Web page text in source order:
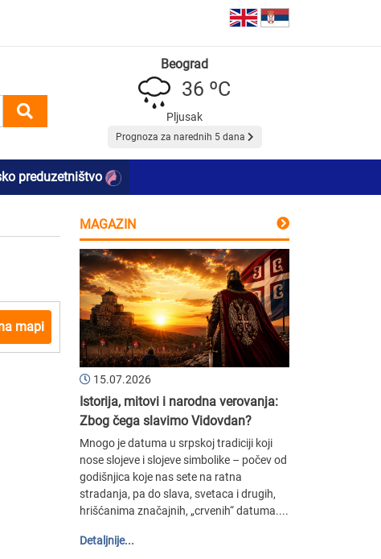
Beograd
36 ºC
Pljusak
Prognoza za narednih 5 dana
preduzetništvo
mapi
MAGAZIN
15.07.2026
Istorija, mitovi i narodna verovanja:
Zbog čega slavimo Vidovdan?
Mnogo je datuma u srpskoj tradiciji koji
nose slojeve i slojeve simbolike – počev od
godišnjica koje nas sete na ratna
stradanja, pa do slava, svetaca i drugih,
hrišćanima značajnih, „crvenih“ datuma....
Detaljnije...